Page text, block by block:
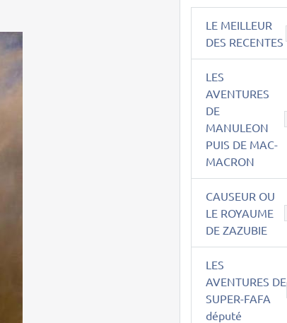
LE MEILLEUR
DES RECENTES
LES
AVENTURES
DE
MANULEON
PUIS DE MAC-
MACRON
CAUSEUR OU
LE ROYAUME
DE ZAZUBIE
LES
AVENTURES DE
SUPER-FAFA
député